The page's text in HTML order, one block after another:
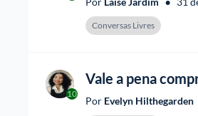
Conversas Livres
10
Vale a pena
Por Evelyn Hilthegarden